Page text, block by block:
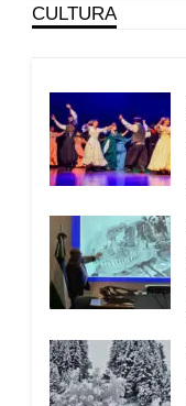
CULTURA